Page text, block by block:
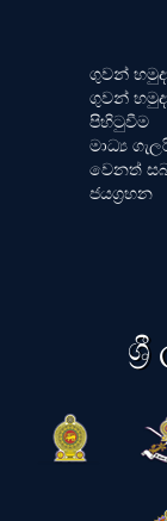
ගුවන්
ගුවන්
පිහිටුවීම
මාධ්‍ය
වෙනත්
ජයග්‍රහන